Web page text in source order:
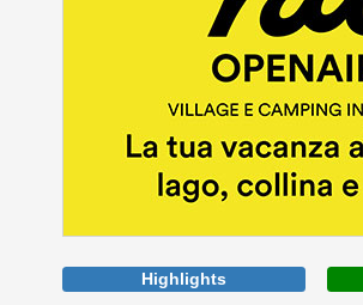
Highlights